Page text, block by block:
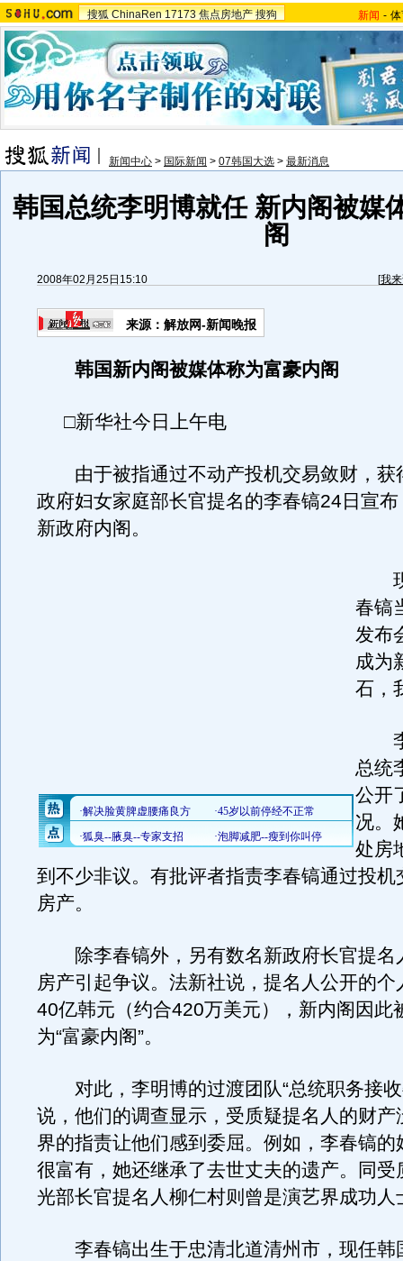
搜狐 ChinaRen 17173 焦点房地产 搜狗 新闻 -
新闻中心 > 国际新闻 > 07韩国大选 > 最新消息
韩国总统李明博就任 新内阁被媒
阁
2008年02月25日15:10 [我
来源：解放网-新闻晚报
韩国新内阁被媒体称为富豪内阁
□新华社今日上午电
由于被指通过不动产投机交易敛财，获
政府妇女家庭部长官提名的李春镐24日宣
新政府内阁。
现
春镐
发布
成为
石，
李
总统
公开
况。
处房
到不少非议。有批评者指责李春镐通过投机
房产。
除李春镐外，另有数名新政府长官提名
房产引起争议。法新社说，提名人公开的个
40亿韩元（约合420万美元），新内阁因此
为“富豪内阁”。
对此，李明博的过渡团队“总统职务接收
说，他们的调查显示，受质疑提名人的财产
界的指责让他们感到委屈。例如，李春镐的
很富有，她还继承了去世丈夫的遗产。同受
光部长官提名人柳仁村则曾是演艺界成功人
李春镐出生于忠清北道清州市，现任韩